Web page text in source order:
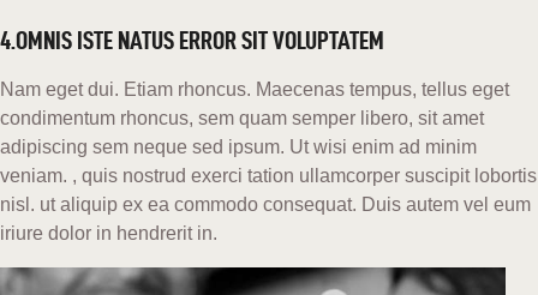
4.OMNIS ISTE NATUS ERROR SIT VOLUPTATEM
Nam eget dui. Etiam rhoncus. Maecenas tempus, tellus eget
condimentum rhoncus, sem quam semper libero, sit amet
adipiscing sem neque sed ipsum. Ut wisi enim ad minim
veniam. , quis nostrud exerci tation ullamcorper suscipit lobortis
nisl. ut aliquip ex ea commodo consequat. Duis autem vel eum
iriure dolor in hendrerit in.